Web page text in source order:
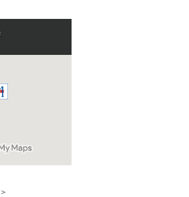
＞